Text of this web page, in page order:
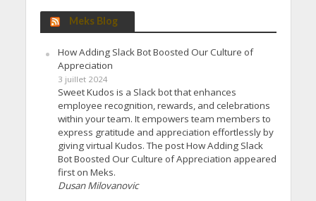
Meks Blog
How Adding Slack Bot Boosted Our Culture of
Appreciation
3 juillet 2024
Sweet Kudos is a Slack bot that enhances
employee recognition, rewards, and celebrations
within your team. It empowers team members to
express gratitude and appreciation effortlessly by
giving virtual Kudos. The post How Adding Slack
Bot Boosted Our Culture of Appreciation appeared
first on Meks.
Dusan Milovanovic